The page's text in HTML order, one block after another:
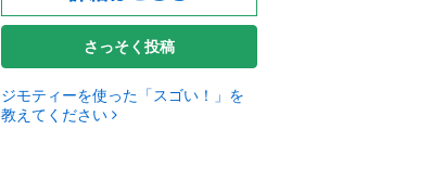
さっそく投稿
ジモティーを使った「スゴい！」を
教えてください